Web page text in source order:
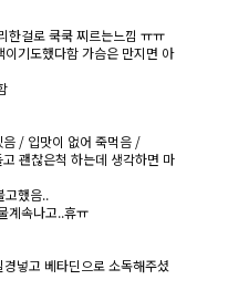
한걸로 쿡쿡 찌르는느낌 ㅠㅠ
기도했다함 가슴은 만지면 아
음 / 입맛이 없어 죽먹음 /
괜찮은척 하는데 생각하면 마
고했음..
계속나고..휴ㅠ
넣고 베타딘으로 소독해주셨